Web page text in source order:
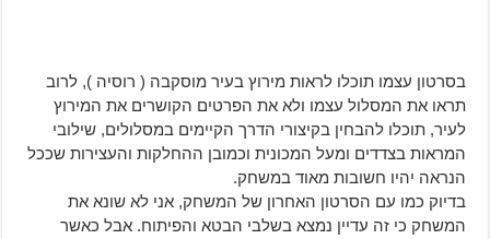
בסרטון עצמו תוכלו לראות מירוץ בעיר מוסקבה ( רוסיה ), לרוב
תראו את המסלול עצמו ולא את הפרטים הקושרים את המירוץ
לעיר, תוכלו להבחין בקיצורי הדרך הקיימים במסלולים, שילובי
המראות בצדדים ומעל המכונית וכמובן ההחלקות והעצירות שככל
הנראה יהיו חשובות מאוד במשחק.
בדיוק כמו עם הסרטון האחרון של המשחק, אני לא שונא את
המשחק כי זה עדיין נמצא בשלבי הבטא והפיתוח. אבל כאשר